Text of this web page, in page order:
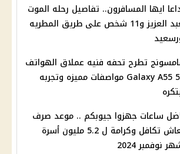
ايها المسافرون.. تفاصيل رحله الموت
لعبد العزيز و11 شخص على طريق المطريه
تطرح تحفه فنيه عملاق الهواتف
Galaxy A55 5G مواصفات مميزه وتجربه
ساعات جهزوا جيوبكم .. موعد صرف
معاش تكافل وكرامة ل 5.2 مليون أسرة
نوفمبر 2024